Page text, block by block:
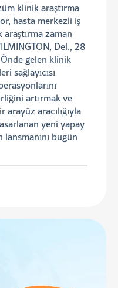
klinik araştırma
hasta merkezli iş
araştırma zaman
Del., 28
gelen klinik
sağlayıcısı
artırmak ve
arayüz aracılığıyla
yeni yapay
lansmanını bugün